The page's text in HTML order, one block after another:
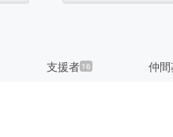
支援者 16 仲